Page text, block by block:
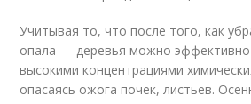
Учитывая то, что после того, как
опала — деревья можно
высокими концентрациями
опасаясь ожога почек, листьев.